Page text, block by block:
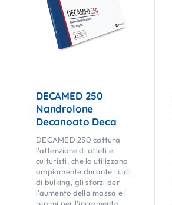
DECAMED 250
Nandrolone
Decanoato Deca
DECAMED 250 cattura
l’attenzione di atleti e
culturisti, che lo utilizzano
ampiamente durante i cicli
di bulking, gli sforzi per
l’aumento della massa e i